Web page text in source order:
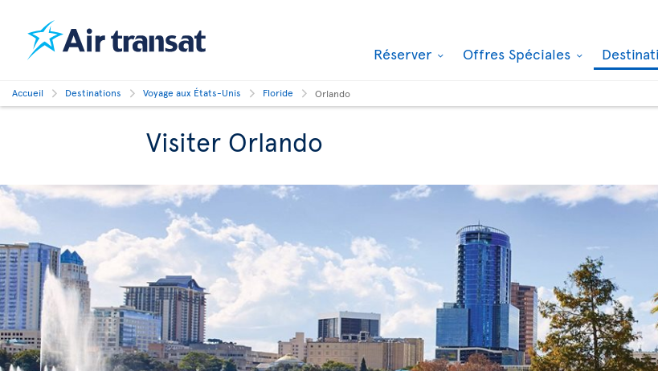
Réserver Offres Spéciales
Accueil Destinations Voyage aux États-Unis Floride Orlando
Visiter Orlando